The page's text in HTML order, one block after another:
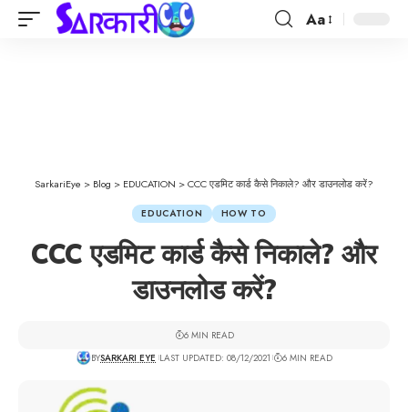
Aa
SarkariEye > Blog > EDUCATION >CCC एडमिट कार्ड कैसे निकाले? और डाउनलोड करें?
EDUCATION HOW TO
CCC एडमिट कार्ड कैसे निकाले? और
डाउनलोड करें?
BYSARKARI EYE LAST UPDATED: 08/12/2021 6 MIN READ
6 MIN READ